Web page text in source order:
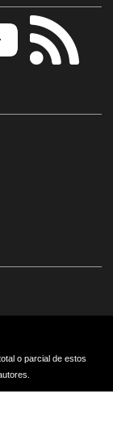
o parcial de estos